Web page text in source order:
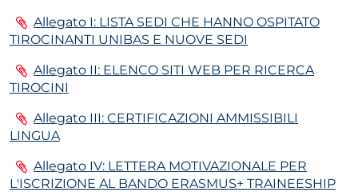
Allegato I: LISTA SEDI CHE HANNO OSPITATO
TIROCINANTI UNIBAS E NUOVE SEDI
Allegato II: ELENCO SITI WEB PER RICERCA
TIROCINI
Allegato III: CERTIFICAZIONI AMMISSIBILI
LINGUA
Allegato IV: LETTERA MOTIVAZIONALE PER
L'ISCRIZIONE AL BANDO ERASMUS+ TRAINEESHIP